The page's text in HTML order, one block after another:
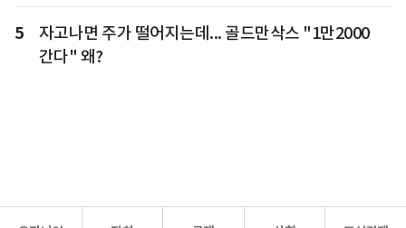
5
자고나면 주가 떨어지는데... 골드만삭스 "1만2000
간다" 왜?